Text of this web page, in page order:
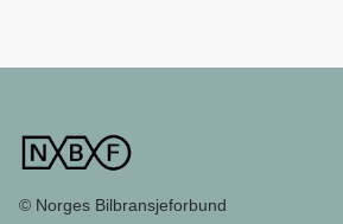
© Norges Bilbransjeforbund